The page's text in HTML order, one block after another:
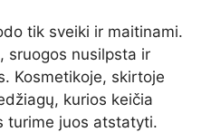
tik sveiki ir maitinami.
sruogos nusilpsta ir
Kosmetikoje, skirtoje
kurios keičia
turime juos atstatyti.